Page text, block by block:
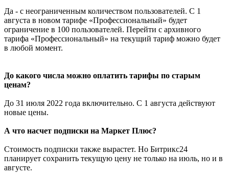
Да - с неограниченным количеством пользователей. С 1
августа в новом тарифе «Профессиональный» будет
ограничение в 100 пользователей. Перейти с архивного
тарифа «Профессиональный» на текущий тариф можно будет
в любой момент.
До какого числа можно оплатить тарифы по старым
ценам?
До 31 июля 2022 года включительно. С 1 августа действуют
новые цены.
А что насчет подписки на Маркет Плюс?
Стоимость подписки также вырастет. Но Битрикс24
планирует сохранить текущую цену не только на июль, но и в
августе.